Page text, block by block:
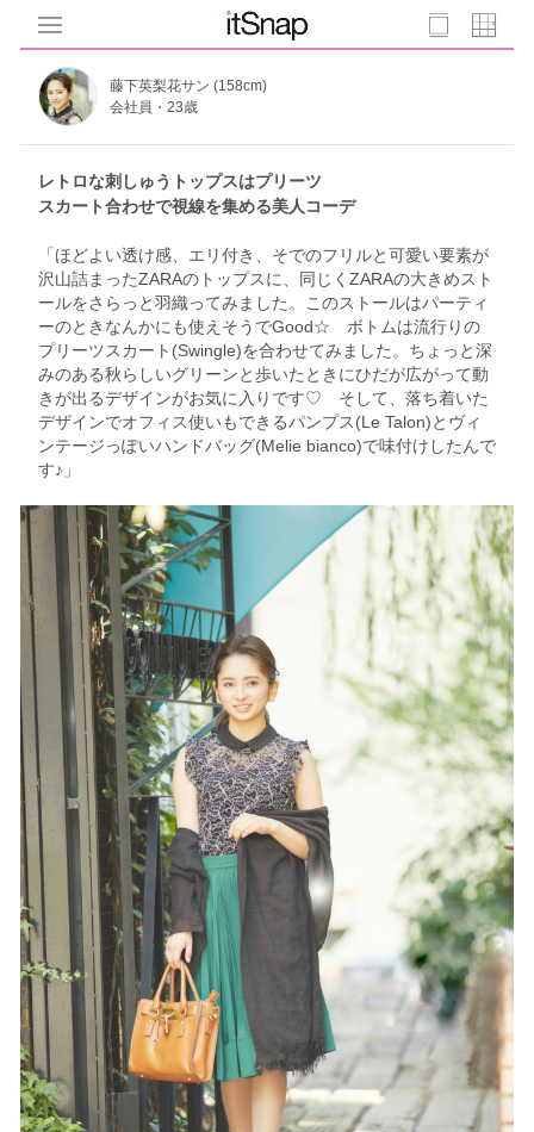
藤下英梨花サン (158cm)
会社員・23歳
レトロな刺しゅうトップスはプリーツ
スカート合わせで視線を集める美人コーデ
「ほどよい透け感、エリ付き、そでのフリルと可愛い要素が
沢山詰まったZARAのトップスに、同じくZARAの大きめスト
ールをさらっと羽織ってみました。このストールはパーティ
ーのときなんかにも使えそうでGood☆ ボトムは流行りの
プリーツスカート(Swingle)を合わせてみました。ちょっと深
みのある秋らしいグリーンと歩いたときにひだが広がって動
きが出るデザインがお気に入りです♡ そして、落ち着いた
デザインでオフィス使いもできるパンプス(Le Talon)とヴィ
ンテージっぽいハンドバッグ(Melie bianco)で味付けしたんで
す♪」